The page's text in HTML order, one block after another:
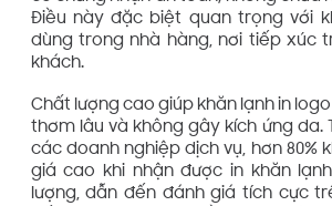
Điều này đặc biệt quan trọng với
dùng trong nhà hàng, nơi tiếp xúc
khách.
Chất lượng cao giúp khăn lạnh in logo
thơm lâu và không gây kích ứng da.
các doanh nghiệp dịch vụ, hơn 80%
giá cao khi nhận được in khăn
lượng, dẫn đến đánh giá tích cực